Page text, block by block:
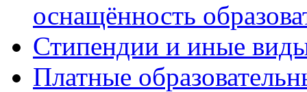
оснащённость
Стипендии и иные
Платные